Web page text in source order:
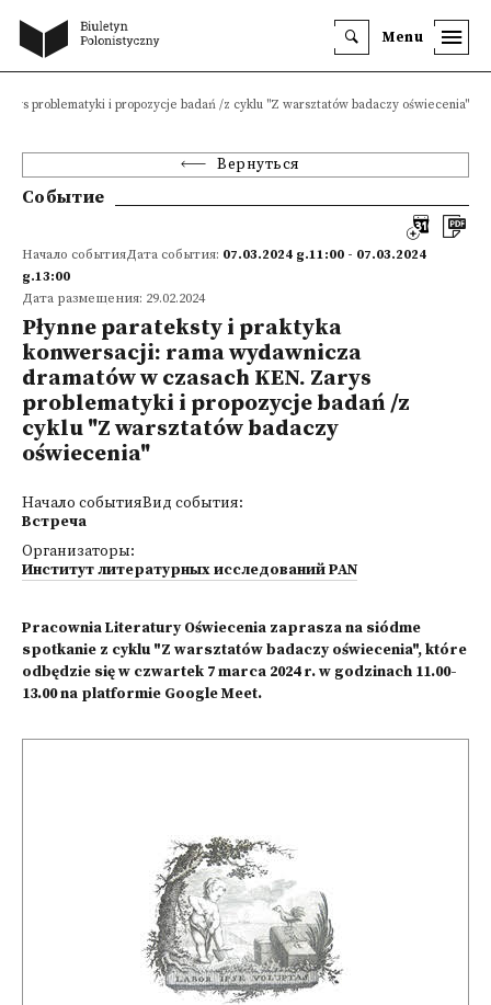
Menu
problematyki i propozycje badań /z cyklu "Z warsztatów badaczy oświecenia"
Вернуться
Событие
Начало событияДата события: 07.03.2024 g.11:00 - 07.03.2024
g.13:00
Дата размещения: 29.02.2024
Płynne parateksty i praktyka
konwersacji: rama wydawnicza
dramatów w czasach KEN. Zarys
problematyki i propozycje badań /z
cyklu "Z warsztatów badaczy
oświecenia"
Начало событияВид события:
Встреча
Организаторы:
Институт литературных исследований PAN
Pracownia Literatury Oświecenia zaprasza na siódme
spotkanie z cyklu "Z warsztatów badaczy oświecenia", które
odbędzie się w czwartek 7 marca 2024 r. w godzinach 11.00-
13.00 na platformie Google Meet.